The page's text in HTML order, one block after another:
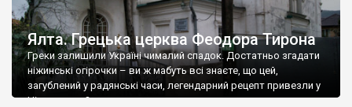
Ялта. Грецька церква Феодора Тирона
Греки залишили Україні чималий спадок. Достатньо згадати
ніжинські огірочки – ви ж мабуть всі знаєте, що цей,
загублений у радянські часи, легендарний рецепт привезли у
Ніжин греки?